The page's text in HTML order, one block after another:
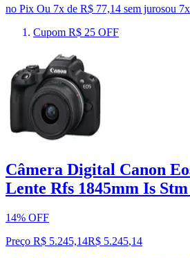
no Pix Ou 7x de R$ 77,14 sem jurosou 7
Cupom R$ 25 OFF
Câmera Digital Canon
Lente Rfs 1845mm Is
14% OFF
Preço R$ 5.245,14R$ 5.245,14